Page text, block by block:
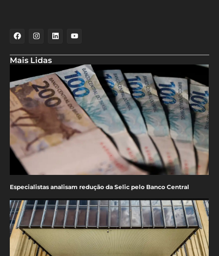
Mais Lidas
Especialistas analisam redução da Selic pelo Banco Central